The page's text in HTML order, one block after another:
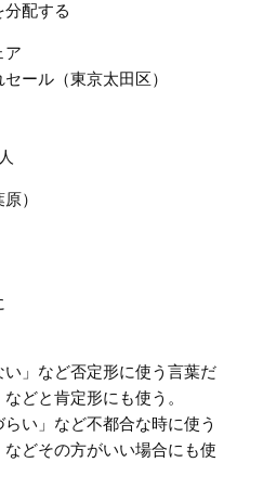
分配する
ア
ール（東京太田区）
）
い」など否定形に使う言葉だ
どと肯定形にも使う。
い」など不都合な時に使う
どその方がいい場合にも使